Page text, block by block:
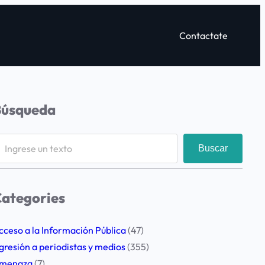
Contactate
Buscar
a la Información Pública(47)
a periodistas y medios(355)